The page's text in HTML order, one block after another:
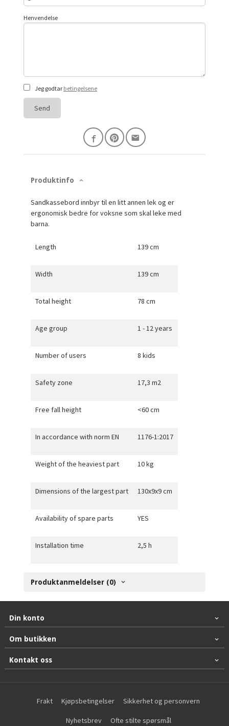
Henvendelse
Jeg godtar betingelsene
Send
Produktinfo
Sandkassebord innbyr til en litt annen lek og er
ergonomisk bedre for voksne som skal leke med
barna.
Length 139 cm
Width 139 cm
Total height 78 cm
Age group 1 - 12 years
Number of users 8 kids
Safety zone 17,3 m2
Free fall height <60 cm
In accordance with norm EN 1176-1:2017
Weight of the heaviest part 10 kg
Dimensions of the largest part 130x9x9 cm
Availability of spare parts YES
Installation time 2,5 h
Produktanmeldelser (0)
Din konto
Om butikken
Kontakt oss
Frakt Kjøpsbetingelser Sikkerhet og personvern
Nyhetsbrev Ofte stilte spørsmål